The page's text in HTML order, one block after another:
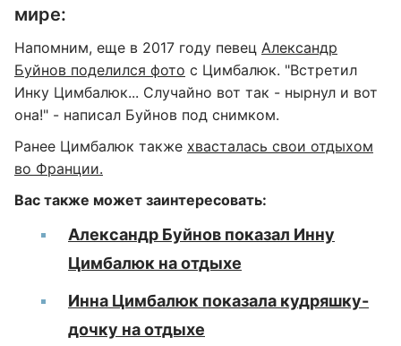
мире:
Напомним, еще в 2017 году певец Александр
Буйнов поделился фото с Цимбалюк. "Встретил
Инку Цимбалюк... Случайно вот так - нырнул и вот
она!" - написал Буйнов под снимком.
Ранее Цимбалюк также хвасталась свои отдыхом
во Франции.
Вас также может заинтересовать:
Александр Буйнов показал Инну
Цимбалюк на отдыхе
Инна Цимбалюк показала кудряшку-
дочку на отдыхе